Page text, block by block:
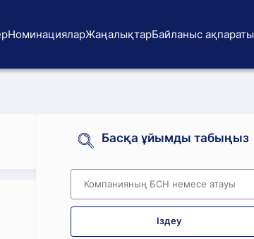
НоминацияларЖаңалықтарБайланыс ақпараты
Басқа ұйымды табыңыз
Іздеу